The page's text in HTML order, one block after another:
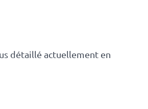
détaillé actuellement en